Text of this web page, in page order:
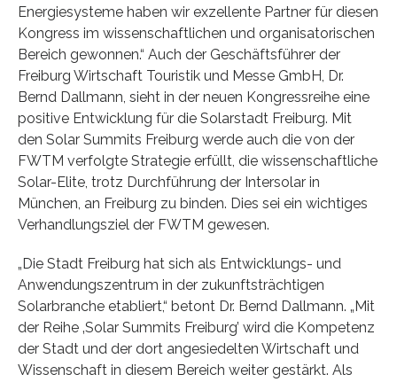
Energiesysteme haben wir exzellente Partner für diesen
Kongress im wissenschaftlichen und organisatorischen
Bereich gewonnen.“ Auch der Geschäftsführer der
Freiburg Wirtschaft Touristik und Messe GmbH, Dr.
Bernd Dallmann, sieht in der neuen Kongressreihe eine
positive Entwicklung für die Solarstadt Freiburg. Mit
den Solar Summits Freiburg werde auch die von der
FWTM verfolgte Strategie erfüllt, die wissenschaftliche
Solar-Elite, trotz Durchführung der Intersolar in
München, an Freiburg zu binden. Dies sei ein wichtiges
Verhandlungsziel der FWTM gewesen.
„Die Stadt Freiburg hat sich als Entwicklungs- und
Anwendungszentrum in der zukunftsträchtigen
Solarbranche etabliert,“ betont Dr. Bernd Dallmann. „Mit
der Reihe ‚Solar Summits Freiburg’ wird die Kompetenz
der Stadt und der dort angesiedelten Wirtschaft und
Wissenschaft in diesem Bereich weiter gestärkt. Als